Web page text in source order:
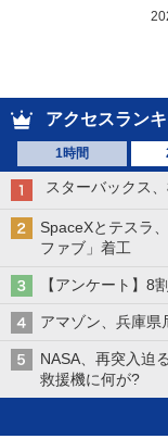
アクセスラン
1時間
スターバックス
SpaceXとテスラ
ファブ」着工
【アンケート】
アマゾン、兵庫
NASA、再突入迫
救援機に何が?